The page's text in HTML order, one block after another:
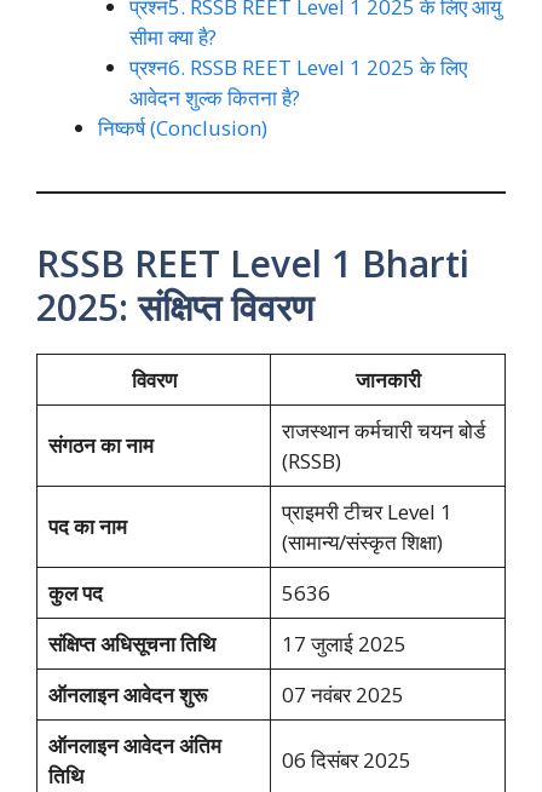
प्रश्न5. RSSB REET Level 1 2025 के लिए आयु
सीमा क्या है?
प्रश्न6. RSSB REET Level 1 2025 के लिए
आवेदन शुल्क कितना है?
निष्कर्ष (Conclusion)
RSSB REET Level 1 Bharti
2025: संक्षिप्त विवरण
विवरण जानकारी
संगठन का नाम
राजस्थान कर्मचारी चयन बोर्ड
(RSSB)
पद का नाम
प्राइमरी टीचर Level 1
(सामान्य/संस्कृत शिक्षा)
कुल पद
5636
संक्षिप्त अधिसूचना तिथि
17 जुलाई 2025
ऑनलाइन आवेदन शुरू
07 नवंबर 2025
ऑनलाइन आवेदन अंतिम
तिथि
06 दिसंबर 2025